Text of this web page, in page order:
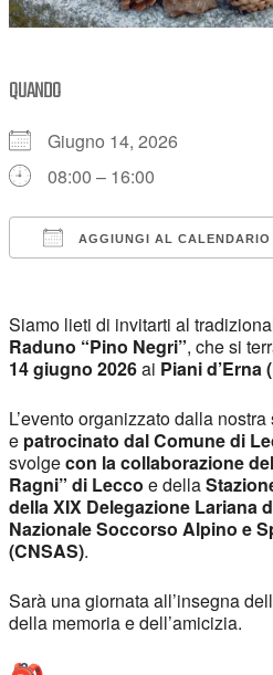
QUANDO
Giugno 14, 2026
08:00 – 16:00
AGGIUNGI AL CALENDARIO
Siamo lieti di invitarti al
Raduno “Pino Negri”, che si
14 giugno 2026ai Piani d’Erna
L’evento organizzato dalla
e patrocinato dal Comune di
svolgecon la collaborazione
Ragni” di Lecco e della
della XIX Delegazione Lariana
Nazionale Soccorso Alpino e
(CNSAS).
Sarà una giornata all’insegna
della memoria e dell’amicizia.